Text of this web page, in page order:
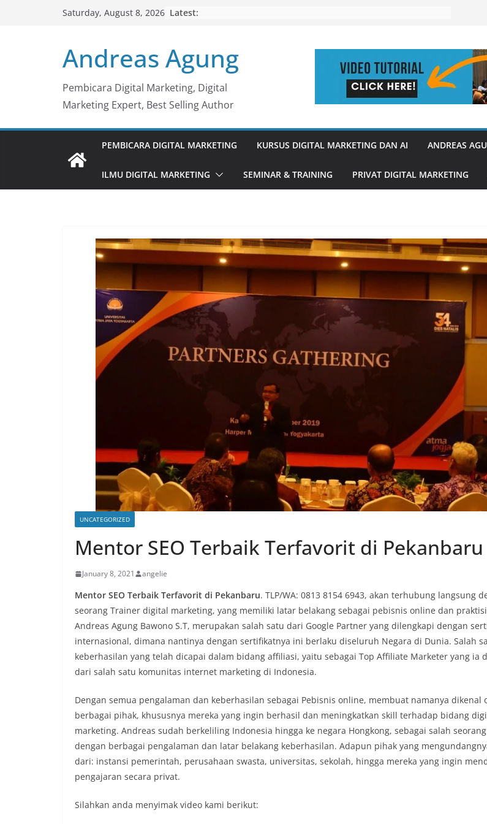
Saturday, August 8, 2026 Latest:
Andreas Agung
Pembicara Digital Marketing, Digital
Marketing Expert, Best Selling Author
PEMBICARA DIGITAL MARKETING KURSUS DIGITAL MARKETING DAN AI ANDREAS
ILMU DIGITAL MARKETING SEMINAR & TRAINING PRIVAT DIGITAL MARKETING
UNCATEGORIZED
Mentor SEO Terbaik Terfavorit di Pekanbaru
January 8, 2021 angelie
Mentor SEO Terbaik Terfavorit di Pekanbaru. TLP/WA: 0813 8154 6943, akan terhubung langsung
seorang Trainer digital marketing, yang memiliki latar belakang sebagai pebisnis online dan
Andreas Agung Bawono S.T, merupakan salah satu dari Google Partner yang dilengkapi dengan
internasional, dimana nantinya dengan sertifikatnya ini berlaku diseluruh Negara di Dunia. Salah
keberhasilan yang telah dicapai dalam bidang affiliasi, yaitu sebagai Top Affiliate Marketer yang ia
dari salah satu komunitas internet marketing di Indonesia.
Dengan semua pengalaman dan keberhasilan sebagai Pebisnis online, membuat namanya dikenal
berbagai pihak, khususnya mereka yang ingin berhasil dan meningkatkan skill terhadap bidang
marketing. Andreas sudah berkeliling Indonesia hingga ke negara Hongkong, sebagai salah
dengan berbagai pengalaman dan latar belakang keberhasilan. Adapun pihak yang
dari: instansi pemerintah, perusahaan swasta, universitas, sekolah, hingga mereka yang ingin
pengajaran secara privat.
Silahkan anda menyimak video kami berikut: